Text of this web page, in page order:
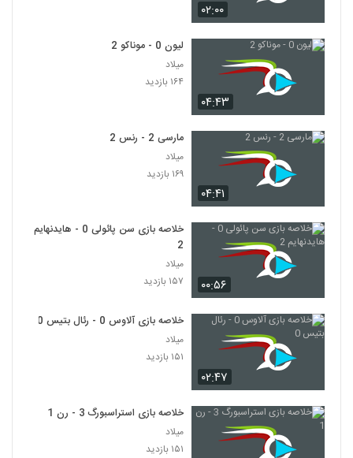
۰۲:۰۰
۰۴:۴۳
لیون 0 - موناکو 2
میلاد
۱۶۴ بازدید
۰۴:۴۱
مارسی 2 - رنس 2
میلاد
۱۶۹ بازدید
۰۰:۵۶
خلاصه بازی سن پائولی 0 - هایدنهایم
2
میلاد
۱۵۷ بازدید
۰۲:۴۷
خلاصه بازی آلاوس 0 - رئال بتیس 0
میلاد
۱۵۱ بازدید
خلاصه بازی استراسبورگ 3 - رن 1
میلاد
۱۵۱ بازدید